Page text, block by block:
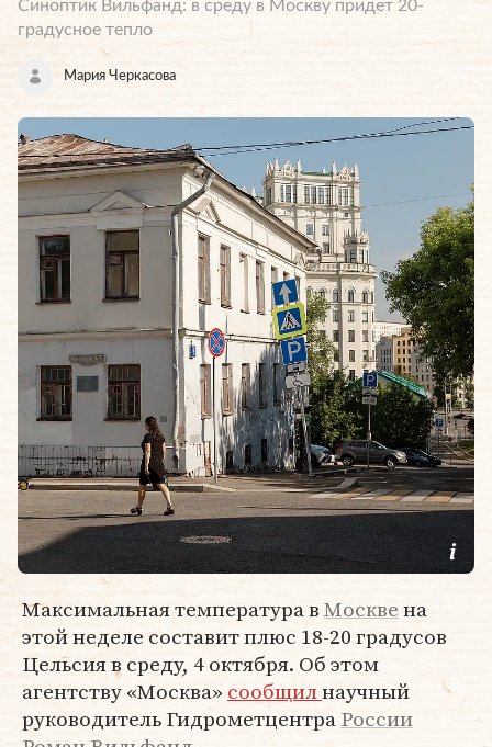
Синоптик Вильфанд: в среду в Москву придет 20-
градусное тепло
Мария Черкасова
Максимальная температура вМосквена
этой неделе составит плюс 18-20 градусов
Цельсия в среду, 4 октября. Об этом
агентству «Москва» сообщилнаучный
руководитель ГидрометцентраРоссии